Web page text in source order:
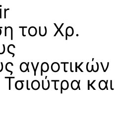
του Χρ.
αγροτικών
και